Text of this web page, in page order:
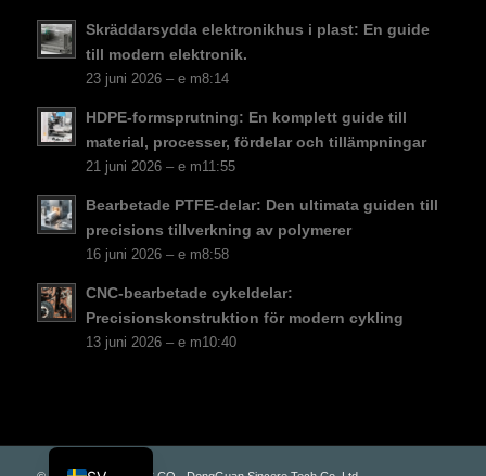
Skräddarsydda elektronikhus i plast: En guide
till modern elektronik.
23 juni 2026 – e m8:14
HDPE-formsprutning: En komplett guide till
material, processer, fördelar och tillämpningar
21 juni 2026 – e m11:55
Bearbetade PTFE-delar: Den ultimata guiden till
precisions tillverkning av polymerer
16 juni 2026 – e m8:58
CNC-bearbetade cykeldelar:
Precisionskonstruktion för modern cykling
13 juni 2026 – e m10:40
DE
RU
NL
PL
ES
JA
KO